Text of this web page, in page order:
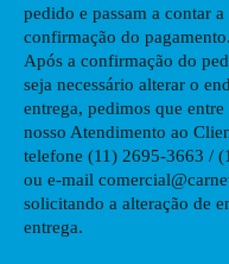
pedido e passam a contar
confirmação do pagamento.
Após a confirmação do
seja necessário alterar o
entrega, pedimos que
nosso Atendimento ao
telefone (11) 2695-3663 /
ou e-mail
solicitando a alteração de
entrega.